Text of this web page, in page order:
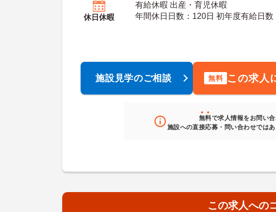
休日休暇
有給休暇 出産・育児休暇
年間休日日数：120日 初年度有給日数：10日 最
施設見学のご相談 無料 この求人
無料で求人情報をお問い合
施設への直接応募・問い合わせでは
この求人への